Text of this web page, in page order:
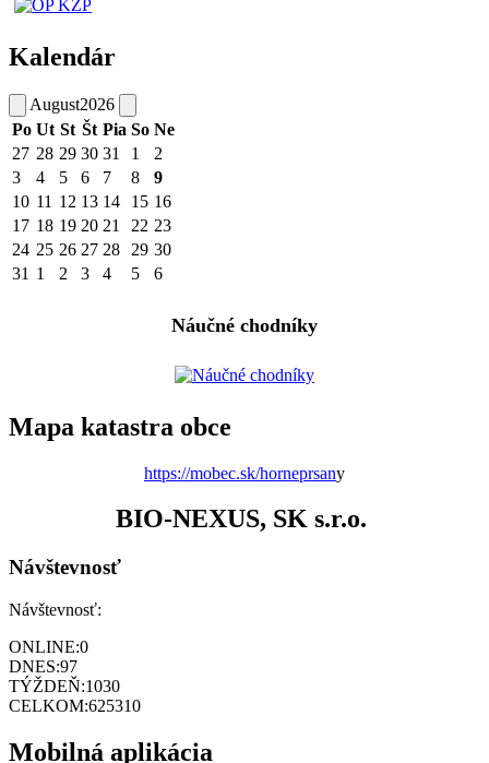
Kalendár
August2026
Po Ut St Št Pia So Ne
27 28 29 30 31 1
2
3
4 5 6 7 8
9
10 11 12 13 14 15 16
17 18 19 20 21 22 23
24 25 26 27 28 29 30
31 1 2 3 4 5 6
Náučné chodníky
Mapa katastra obce
https://mobec.sk/horneprsany
BIO-NEXUS, SK s.r.o.
Návštevnosť
Návštevnosť:
ONLINE:0
DNES:97
TÝŽDEŇ:1030
CELKOM:625310
Mobilná aplikácia